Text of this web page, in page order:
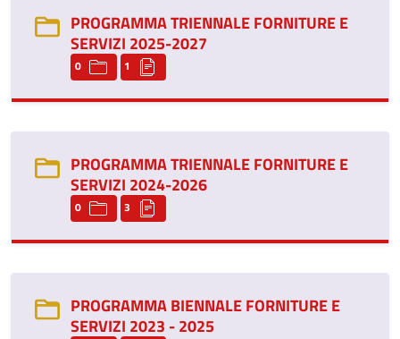
PROGRAMMA TRIENNALE FORNITURE E
SERVIZI 2025-2027
0 1
PROGRAMMA TRIENNALE FORNITURE E
SERVIZI 2024-2026
0 3
PROGRAMMA BIENNALE FORNITURE E
SERVIZI 2023 - 2025